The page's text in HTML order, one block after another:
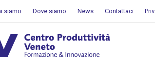
siamo Dove siamo News Contattaci